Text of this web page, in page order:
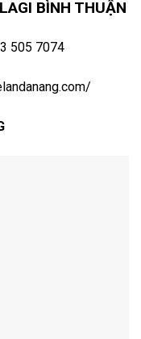
BÌNH THUẬN
505 7074